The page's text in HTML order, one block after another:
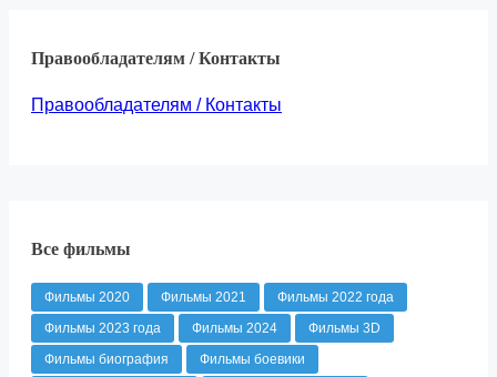
Правообладателям / Контакты
Правообладателям / Контакты
Все фильмы
Фильмы 2020 Фильмы 2021
Фильмы 2022 года
Фильмы 2023 года
Фильмы 2024
Фильмы 3D
Фильмы биография
Фильмы боевики